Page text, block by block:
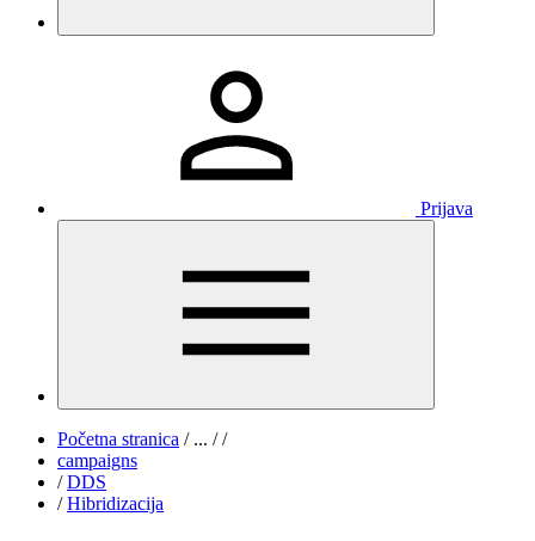
Prijava
Početna stranica /... / /
campaigns
/ DDS
/ Hibridizacija